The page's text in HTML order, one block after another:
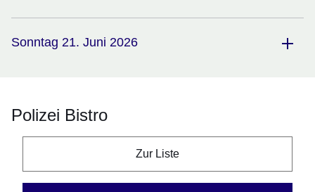
Sonntag 21. Juni 2026
Polizei Bistro
Zur Liste